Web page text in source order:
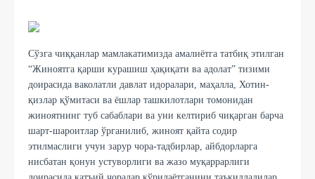
Сўзга чиққанлар мамлакатимизда амалиётга татбиқ этилган
“Жиноятга қарши курашиш ҳақиқати ва адолат” тизими
доирасида ваколатли давлат идоралари, маҳалла, Хотин-
қизлар қўмитаси ва ёшлар ташкилотлари томонидан
жиноятнинг туб сабаблари ва уни келтириб чиқарган барча
шарт-шароитлар ўрганилиб, жиноят қайта содир
этилмаслиги учун зарур чора-тадбирлар, айбдорларга
нисбатан қонун устуворлиги ва жазо муқаррарлиги